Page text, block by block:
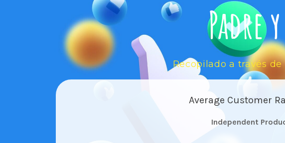
Padre
Recopilado a través
Average Customer
Independent